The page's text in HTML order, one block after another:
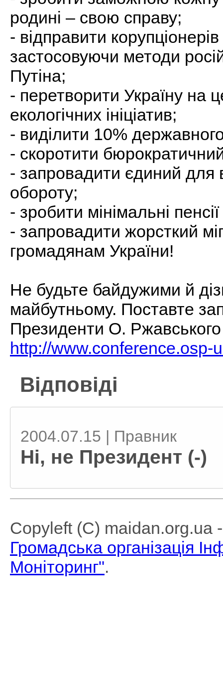
родині – свою справу;
- відправити
застосовуючи методи
Путіна;
- перетворити Україну на
екологічних ініціатив;
- виділити 10%
- скоротити
- запровадити єдиний для
обороту;
- зробити мінімальні
- запровадити жорсткий
громадянам України!
Не будьте байдужими й
майбутньому. Поставте
Президенти О.
http://www.conference.osp-
Відповіді
2004.07.15 | Правник
Ні, не Президент (-)
Copyleft (C) maidan.org.ua
Громадська організація
Моніторинг".